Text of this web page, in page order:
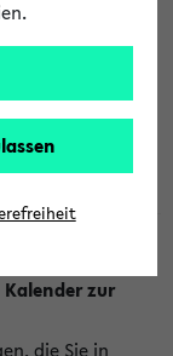
zur
zur
die Sie in